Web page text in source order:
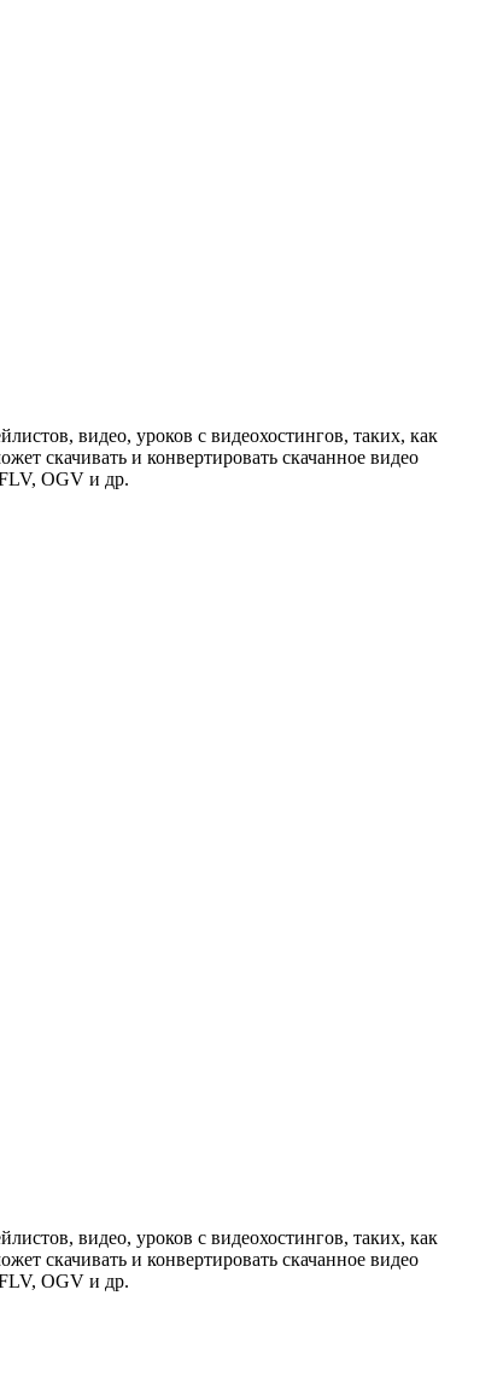
видео, уроков с видеохостингов, таких, как
скачивать и конвертировать скачанное видео
OGV и др.
видео, уроков с видеохостингов, таких, как
скачивать и конвертировать скачанное видео
OGV и др.